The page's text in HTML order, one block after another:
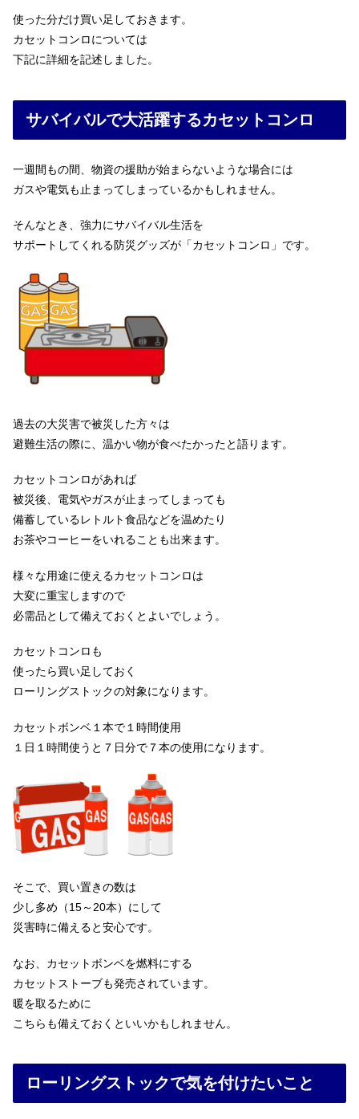
使った分だけ買い足しておきます。
カセットコンロについては
下記に詳細を記述しました。
サバイバルで大活躍するカセットコンロ
一週間もの間、物資の援助が始まらないような場合には
ガスや電気も止まってしまっているかもしれません。
そんなとき、強力にサバイバル生活を
サポートしてくれる防災グッズが「カセットコンロ」です。
過去の大災害で被災した方々は
避難生活の際に、温かい物が食べたかったと語ります。
カセットコンロがあれば
被災後、電気やガスが止まってしまっても
備蓄しているレトルト食品などを温めたり
お茶やコーヒーをいれることも出来ます。
様々な用途に使えるカセットコンロは
大変に重宝しますので
必需品として備えておくとよいでしょう。
カセットコンロも
使ったら買い足しておく
ローリングストックの対象になります。
カセットボンベ１本で１時間使用
１日１時間使うと７日分で７本の使用になります。
そこで、買い置きの数は
少し多め（15～20本）にして
災害時に備えると安心です。
なお、カセットボンベを燃料にする
カセットストーブも発売されています。
暖を取るために
こちらも備えておくといいかもしれません。
ローリングストックで気を付けたいこと